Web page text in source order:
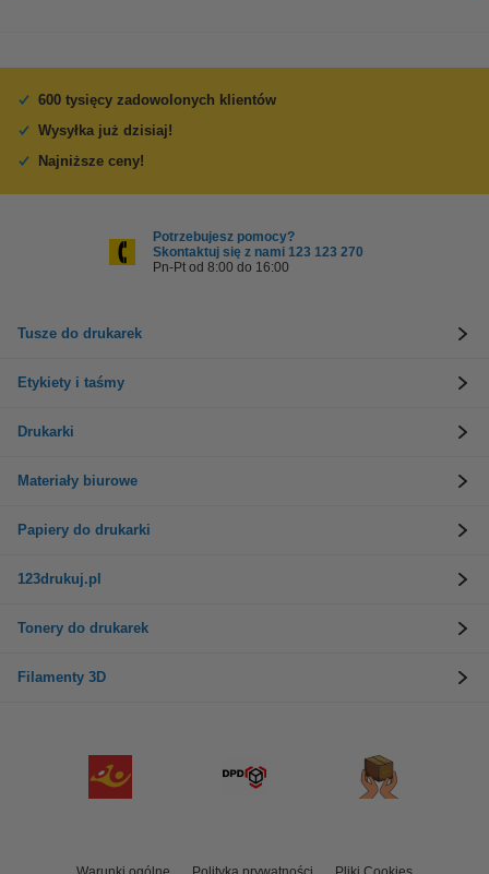
600 tysięcy zadowolonych klientów
Wysyłka już dzisiaj!
Najniższe ceny!
Potrzebujesz pomocy?
Skontaktuj się z nami 123 123 270
Pn-Pt od 8:00 do 16:00
Tusze do drukarek
Etykiety i taśmy
Drukarki
Materiały biurowe
Papiery do drukarki
123drukuj.pl
Tonery do drukarek
Filamenty 3D